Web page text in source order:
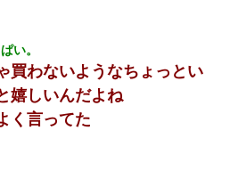
やがって、このクズ』と電話が。私
は？」旦那「俺の言葉が信じられな
い。
買わないようなちょっとい
嬉しいんだよね
く言ってた